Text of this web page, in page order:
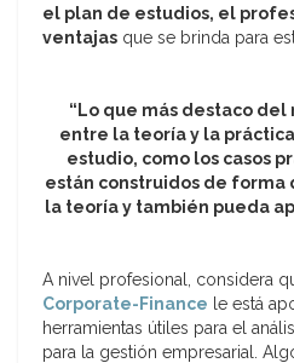
el plan de estudios, el
ventajas que se brinda para
“Lo que más destaco
entre la teoría y la
estudio, como los casos
están construidos de
la teoría y también pueda
A nivel profesional, considera
Corporate-Finance le está
herramientas útiles para el
para la gestión empresarial.